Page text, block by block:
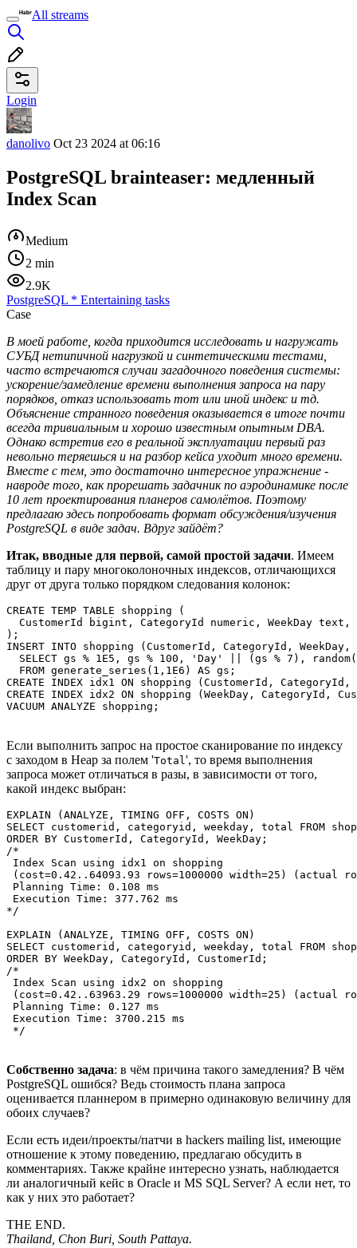
All streams
Login
danolivo Oct 23 2024 at 06:16
PostgreSQL brainteaser: медленный
Index Scan
Medium
2 min
2.9K
PostgreSQL * Entertaining tasks
Case
В моей работе, когда приходится исследовать и нагружать
СУБД нетипичной нагрузкой и синтетическими тестами,
часто встречаются случаи загадочного поведения системы:
ускорение/замедление времени выполнения запроса на пару
порядков, отказ использовать тот или иной индекс и тд.
Объяснение странного поведения оказывается в итоге почти
всегда тривиальным и хорошо известным опытным DBA.
Однако встретив его в реальной эксплуатации первый раз
невольно теряешься и на разбор кейса уходит много времени.
Вместе с тем, это достаточно интересное упражнение -
навроде того, как прорешать задачник по аэродинамике после
10 лет проектирования планеров самолётов. Поэтому
предлагаю здесь попробовать формат обсуждения/изучения
PostgreSQL в виде задач. Вдруг зайдёт?
Итак, вводные для первой, самой простой задачи. Имеем
таблицу и пару многоколоночных индексов, отличающихся
друг от друга только порядком следования колонок:
CREATE TEMP TABLE shopping (
CustomerId bigint, CategoryId numeric, WeekDay text,
);
INSERT INTO shopping (CustomerId, CategoryId,
SELECT gs % 1E5, gs % 100, 'Day' || (gs % 7),
  FROM generate_series(1,1E6) AS gs;
CREATE INDEX idx1 ON shopping (CustomerId, CategoryId,
CREATE INDEX idx2 ON shopping (WeekDay, CategoryId,
VACUUM ANALYZE shopping;
Если выполнить запрос на простое сканирование по индексу
с заходом в Heap за полем 'Total ', то время выполнения
запроса может отличаться в разы, в зависимости от того,
какой индекс выбран:
EXPLAIN (ANALYZE, TIMING OFF, COSTS ON)
SELECT customerid, categoryid, weekday, total FROM
ORDER BY CustomerId, CategoryId, WeekDay;
/*
Index Scan using idx1 on shopping
(cost=0.42..64093.93 rows=1000000 width=25) (actual
Planning Time: 0.108 ms
Execution Time: 377.762 ms
*/
EXPLAIN (ANALYZE, TIMING OFF, COSTS ON)
SELECT customerid, categoryid, weekday, total FROM
ORDER BY WeekDay, CategoryId, CustomerId;
/*
Index Scan using idx2 on shopping
(cost=0.42..63963.29 rows=1000000 width=25) (actual
Planning Time: 0.127 ms
Execution Time: 3700.215 ms
*/
Собственно задача: в чём причина такого замедления? В чём
PostgreSQL ошибся? Ведь стоимость плана запроса
оценивается планнером в примерно одинаковую величину для
обоих случаев?
Если есть идеи/проекты/патчи в hackers mailing list, имеющие
отношение к этому поведению, предлагаю обсудить в
комментариях. Также крайне интересно узнать, наблюдается
ли аналогичный кейс в Oracle и MS SQL Server? А если нет, то
как у них это работает?
THE END.
Thailand, Chon Buri, South Pattaya.